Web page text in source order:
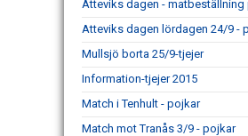
Atteviks dagen - matbeställning
Atteviks dagen lördagen 24/9 -
Mullsjö borta 25/9-tjejer
Information-tjejer 2015
Match i Tenhult - pojkar
Match mot Tranås 3/9 - pojkar